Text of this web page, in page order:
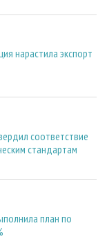
нарастила экспорт
соответствие
стандартам
план по